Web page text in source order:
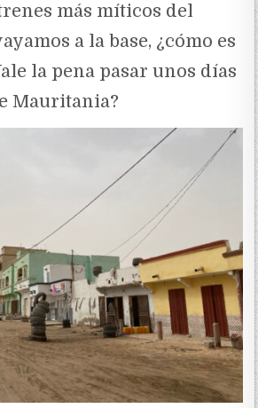
más míticos del
a la base, ¿cómo es
la pena pasar unos días
Mauritania?